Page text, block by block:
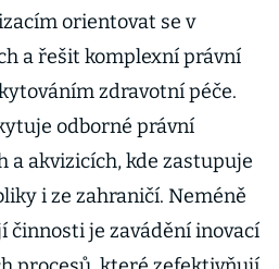
orientovat se v
a řešit komplexní právní
zdravotní péče.
odborné právní
a akvizicích, kde zastupuje
i ze zahraničí. Neméně
činnosti je zavádění inovací